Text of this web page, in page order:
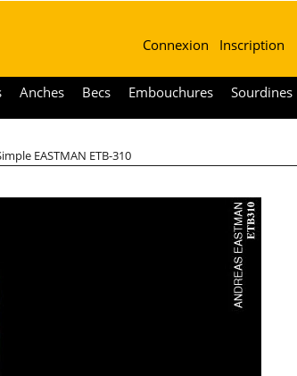
Connexion Inscription
Anches Becs Embouchures Sourdines
EASTMAN ETB-310